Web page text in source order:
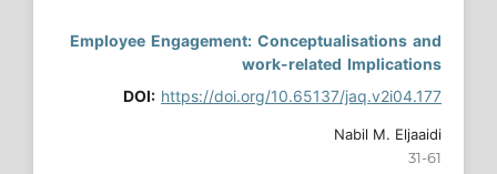
Employee Engagement: Conceptualisations and
work-related Implications
DOI:https://doi.org/10.65137/jaq.v2i04.177
Nabil M. Eljaaidi
31-61